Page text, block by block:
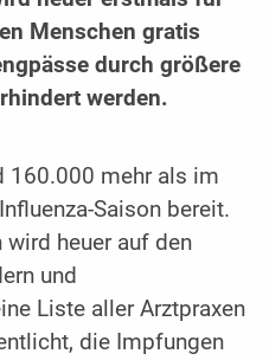
Menschen gratis
durch größere
werden.
160.000 mehr als im
Saison bereit.
heuer auf den
und
Liste aller Arztpraxen
die Impfungen